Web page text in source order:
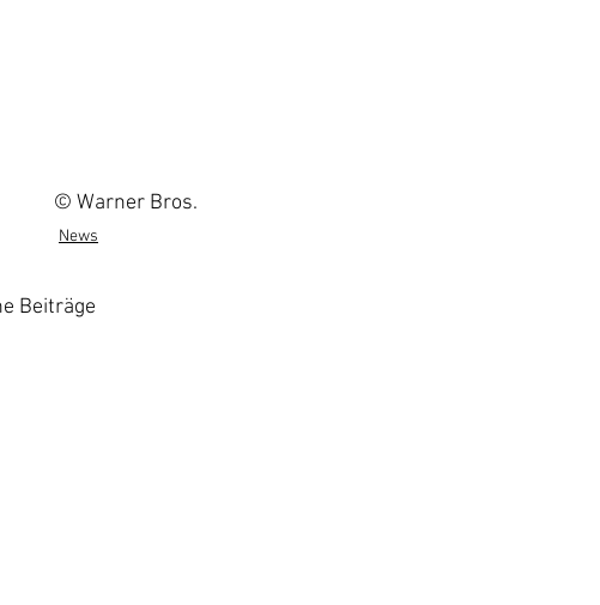
© Warner Bros.
News
Beiträge